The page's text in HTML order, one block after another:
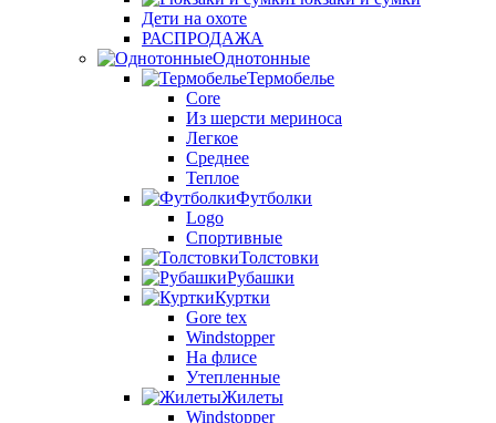
Дети на охоте
РАСПРОДАЖА
Однотонные
Термобелье
Core
Из шерсти мериноса
Легкое
Среднее
Теплое
Футболки
Logo
Спортивные
Толстовки
Рубашки
Куртки
Gore tex
Windstopper
На флисе
Утепленные
Жилеты
Windstopper